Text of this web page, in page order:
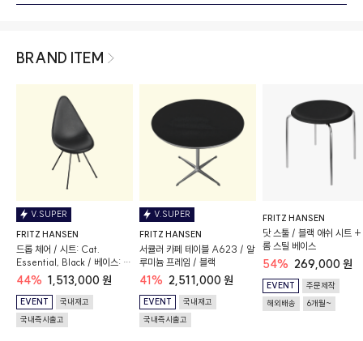
BRAND ITEM
V.SUPER
FRITZ HANSEN
드롭 체어 / 시트: Cat.
Essential, Black / 베이스: 블
랙
44% 1,513,000 원
EVENT
국내재고
국내즉시출고
V.SUPER
FRITZ HANSEN
서큘러 카페 테이블 A623 / 알
루미늄 프레임 / 블랙
41% 2,511,000 원
EVENT
국내재고
국내즉시출고
FRITZ HANSEN
닷 스툴 / 블랙 애쉬 시트 +
롬 스틸 베이스
54% 269,000 원
EVENT
주문제작
해외배송
6개월~